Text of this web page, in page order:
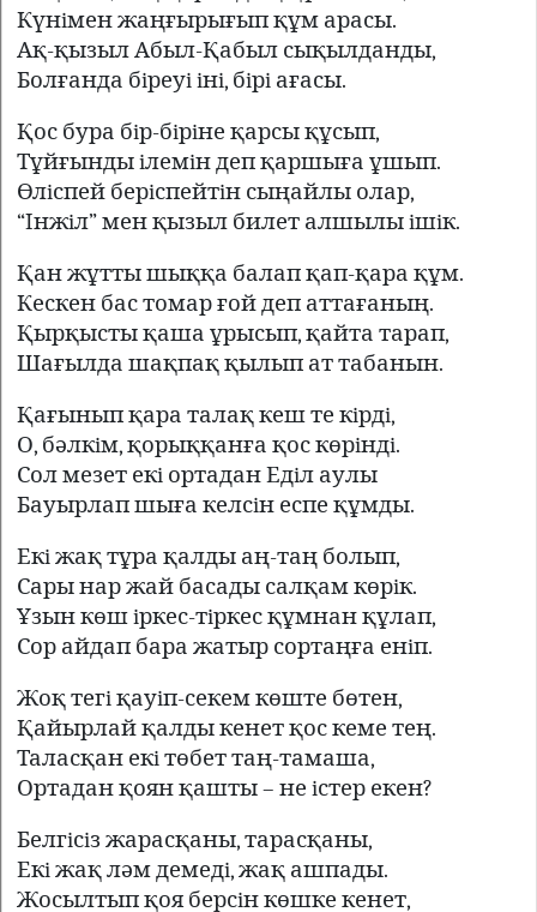
Күнiмен жаңғырығып құм арасы.
Ақ-қызыл Абыл-Қабыл сықылданды,
Болғанда бiреуi iнi, бiрi ағасы.
Қос бура бiр-бiрiне қарсы құсып,
Тұйғынды iлемiн деп қаршыға ұшып.
Өлiспей берiспейтiн сыңайлы олар,
“Iнжiл” мен қызыл билет алшылы iшiк.
Қан жұтты шыққа балап қап-қара құм.
Кескен бас томар ғой деп аттағаның.
Қырқысты қаша ұрысып, қайта тарап,
Шағылда шақпақ қылып ат табанын.
Қағынып қара талақ кеш те кiрдi,
О, бәлкiм, қорыққанға қос көрiндi.
Сол мезет екi ортадан Едiл аулы
Бауырлап шыға келсiн еспе құмды.
Екi жақ тұра қалды аң-таң болып,
Сары нар жай басады салқам көрiк.
Ұзын көш iркес-тiркес құмнан құлап,
Сор айдап бара жатыр сортаңға енiп.
Жоқ тегi қауiп-секем көште бөтен,
Қайырлай қалды кенет қос кеме тең.
Таласқан екi төбет таң-тамаша,
Ортадан қоян қашты – не iстер екен?
Белгiсiз жарасқаны, тарасқаны,
Екi жақ ләм демедi, жақ ашпады.
Жосылтып қоя берсiн көшке кенет,